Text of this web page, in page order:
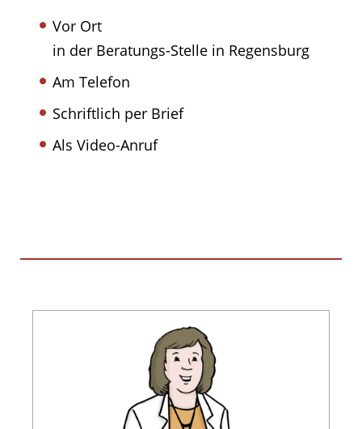
Vor Ort
in der Beratungs-Stelle in Regensburg
Am Telefon
Schriftlich per Brief
Als Video-Anruf